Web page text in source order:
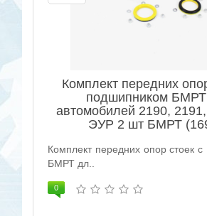
Комплект передних
подшипником
автомобилей 2190,
ЭУР 2 шт БМРТ
Комплект передних опор стоек
БМРТ дл..
0